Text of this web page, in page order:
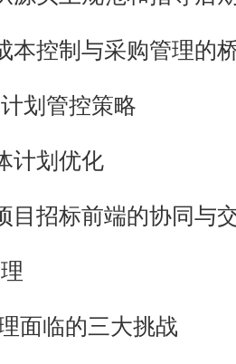
控制与采购管理的
划管控策略
划优化
招标前端的协同与
临的三大挑战